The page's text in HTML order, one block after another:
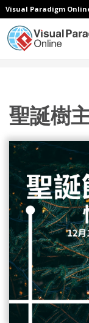
Visual Paradigm
聖誕樹